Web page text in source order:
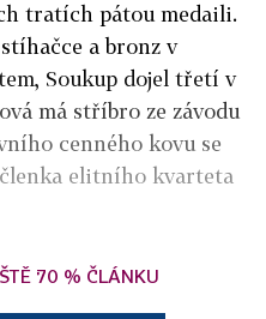
tratích pátou medaili.
a bronz v
Soukup dojel třetí v
má stříbro ze závodu
cenného kovu se
elitního kvarteta
70 % ČLÁNKU